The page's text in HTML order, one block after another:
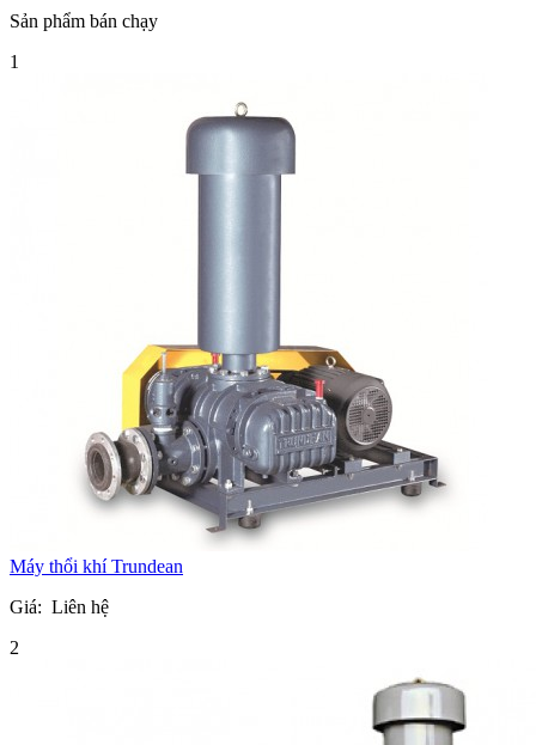
Sản phẩm bán chạy
1
Máy thổi khí Trundean
Giá: Liên hệ
2